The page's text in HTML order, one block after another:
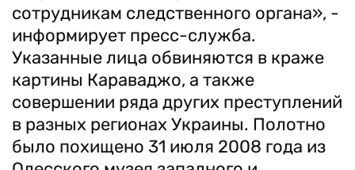
сотрудникам следственного органа», -
информирует пресс-служба.
Указанные лица обвиняются в краже
картины Караваджо, а также
совершении ряда других преступлений
в разных регионах Украины. Полотно
было похищено 31 июля 2008 года из